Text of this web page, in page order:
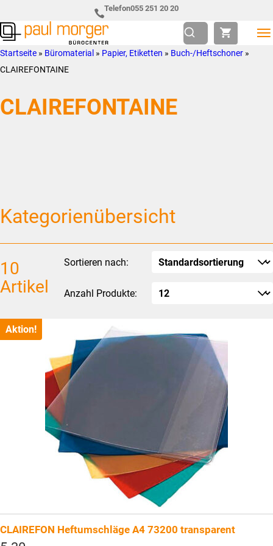
Hauptnavigation
springen
to
main
content
Telefon055 251 20 20
Paul
Morger
Bürocenter
so
individuell
Sie
Startseite » Büromaterial » Papier, Etiketten » Buch-/Heftschoner »
CLAIREFONTAINE
CLAIREFONTAINE
Kategorienübersicht
10
Artikel
Sortieren nach:
Anzahl Produkte:
Aktion!
CLAIREFON Heftumschläge A4 73200 transparent